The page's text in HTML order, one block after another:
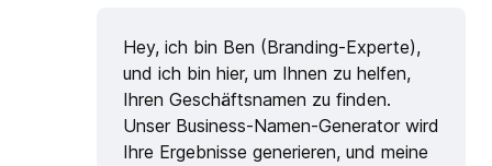
Hey, ich bin Ben (Branding-Experte),
und ich bin hier, um Ihnen zu helfen,
Ihren Geschäftsnamen zu finden.
Unser Business-Namen-Generator wird
Ihre Ergebnisse generieren, und meine